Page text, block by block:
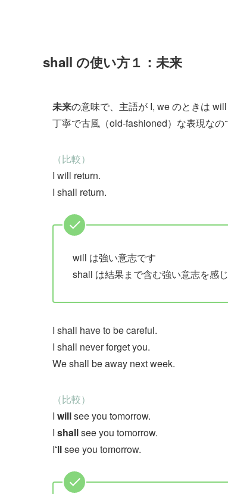
shall の使い方１：未来
未来の意味で、主語が I, we のときは
丁寧で古風（old-fashioned）な表現な
（比較）
I will return.
I shall return.
will は強い意志です
shall は結果まで含む強い意志を感
I shall have to be careful.
I shall never forget you.
We shall be away next week.
（比較）
I willsee you tomorrow.
I shallsee you tomorrow.
I‘llsee you tomorrow.